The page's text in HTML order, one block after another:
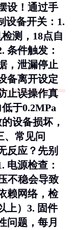
设！通过手
设备开关：1.
测，18点自
条件触发 ：
，泄漏停止
备离开设定
止误操作真
于0.2MPa
设备损坏，
、常见问
反应？先别
电源检查 ：
不稳会导致
赖网络，检
上）3. 固件
问题，每月